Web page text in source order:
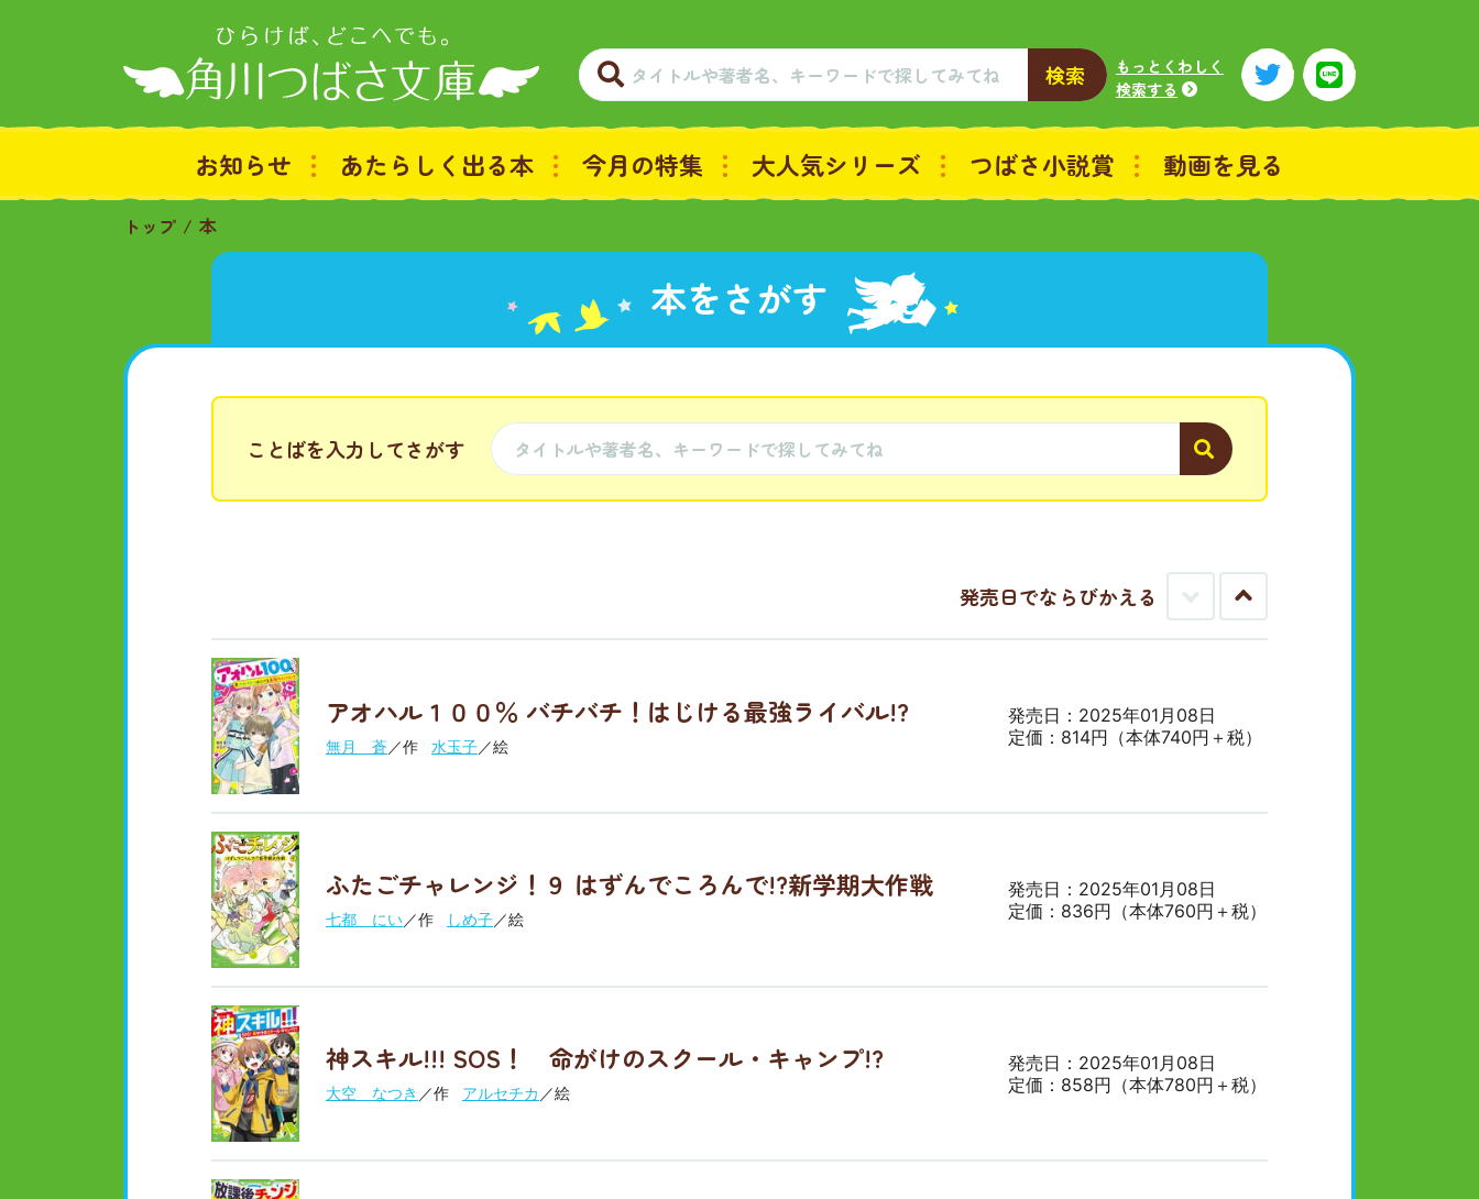
検索
もっとくわしく
検索する
お知らせ あたらしく出る本 今月の特集 大人気シリーズ つばさ小説賞 動画を見る
トップ 本
本をさがす
ことばを入力してさがす
発売日でならびかえる
古
新
アオハル１００％ バチバチ！はじける最強ライバル!?
無月 蒼／作 水玉子／絵
発売日：2025年01月08日
定価：814円（本体740円＋税）
ふたごチャレンジ！９ はずんでころんで!?新学期大作戦
七都 にい／作 しめ子／絵
発売日：2025年01月08日
定価：836円（本体760円＋税）
神スキル!!! SOS！ 命がけのスクール・キャンプ!?
大空 なつき ／作 アルセチカ ／絵
発売日：2025年01月08日
定価：858円（本体780円＋税）